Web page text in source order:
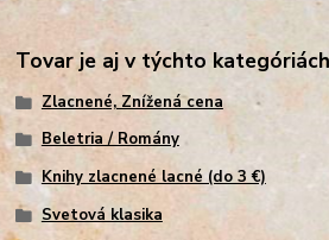
Tovar je aj v týchto
Zlacnené, Znížená cena
Beletria / Romány
Knihy zlacnené lacné (do 3 €)
Svetová klasika